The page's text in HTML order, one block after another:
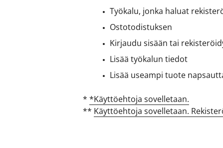
Työkalu, jonka haluat
Ostotodistuksen
Kirjaudu sisään tai
Lisää työkalun tiedot
Lisää useampi tuote
* *Käyttöehtoja sovelletaan.
** Käyttöehtoja sovelletaan.